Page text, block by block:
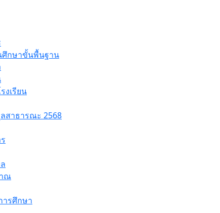
กษาขั้นพื้นฐาน
งเรียน
ลสาธารณะ 2568
ณ
รศึกษา